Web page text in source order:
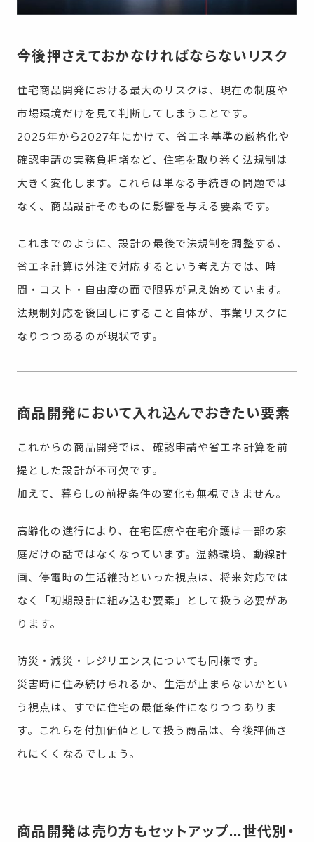
今後押さえておかなければならないリスク
住宅商品開発における最大のリスクは、現在の制度や
市場環境だけを見て判断してしまうことです。
2025年から2027年にかけて、省エネ基準の厳格化や
確認申請の実務負担増など、住宅を取り巻く法規制は
大きく変化します。これらは単なる手続きの問題では
なく、商品設計そのものに影響を与える要素です。
これまでのように、設計の最後で法規制を調整する、
省エネ計算は外注で対応するという考え方では、時
間・コスト・自由度の面で限界が見え始めています。
法規制対応を後回しにすること自体が、事業リスクに
なりつつあるのが現状です。
商品開発において入れ込んでおきたい要素
これからの商品開発では、確認申請や省エネ計算を前
提とした設計が不可欠です。
加えて、暮らしの前提条件の変化も無視できません。
高齢化の進行により、在宅医療や在宅介護は一部の家
庭だけの話ではなくなっています。温熱環境、動線計
画、停電時の生活維持といった視点は、将来対応では
なく「初期設計に組み込む要素」として扱う必要があ
ります。
防災・減災・レジリエンスについても同様です。
災害時に住み続けられるか、生活が止まらないかとい
う視点は、すでに住宅の最低条件になりつつありま
す。これらを付加価値として扱う商品は、今後評価さ
れにくくなるでしょう。
商品開発は売り方もセットアップ…世代別・